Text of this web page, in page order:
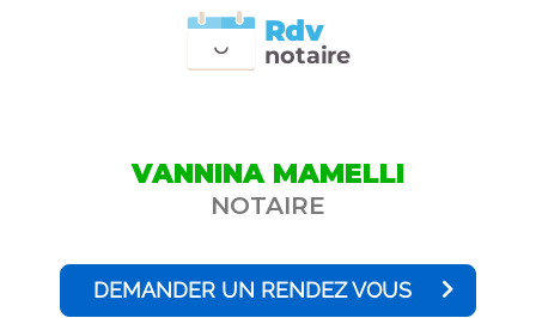
notaire
Rdv
VANNINA MAMELLI
NOTAIRE
DEMANDER UN RENDEZ VOUS